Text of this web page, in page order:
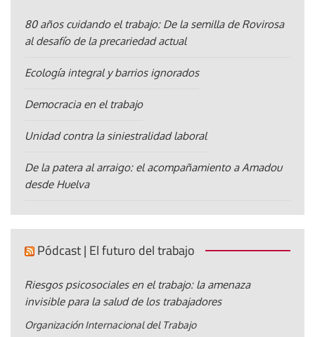
80 años cuidando el trabajo: De la semilla de Rovirosa
al desafío de la precariedad actual
Ecología integral y barrios ignorados
Democracia en el trabajo
Unidad contra la siniestralidad laboral
De la patera al arraigo: el acompañamiento a Amadou
desde Huelva
Pódcast | El futuro del trabajo
Riesgos psicosociales en el trabajo: la amenaza
invisible para la salud de los trabajadores
Organización Internacional del Trabajo